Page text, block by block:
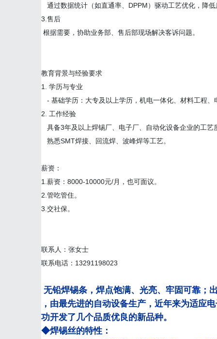
通过数据统计（如直通率、DPPM）驱动工艺优化，降
3.售后
根据需要，协助业务部、售后部现场解决客诉问题。
教育背景与经验要求
1. 学历与专业
- 基础学历：大专及以上学历，机电一体化、材料工程
2. 工作经验
具备3年及以上焊锡厂、电子厂、自动化设备企业的工
熟悉SMT焊接、回流焊、波峰焊等工艺。
薪资：
1.薪资：8000-10000元/月，也可面议。
2.管吃管住。
3.交社保。
联系人：张女士
联系电话：13291198023
无铅焊锡条，焊点饱满、光亮、牢固可靠；
，由最先进的自动设备生产，近年来为适应
功开发了几个品质优良的新品种。
◆焊锡丝的特性：